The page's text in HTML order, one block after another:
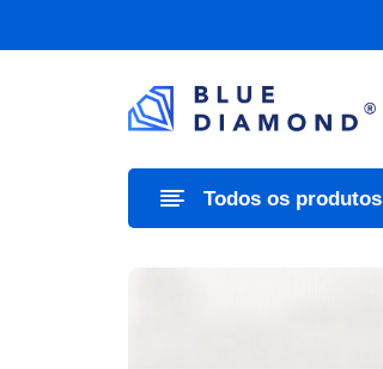
Todos os produtos